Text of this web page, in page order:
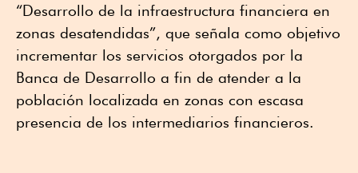
“Desarrollo de la infraestructura financiera en
zonas desatendidas”, que señala como objetivo
incrementar los servicios otorgados por la
Banca de Desarrollo a fin de atender a la
población localizada en zonas con escasa
presencia de los intermediarios financieros.